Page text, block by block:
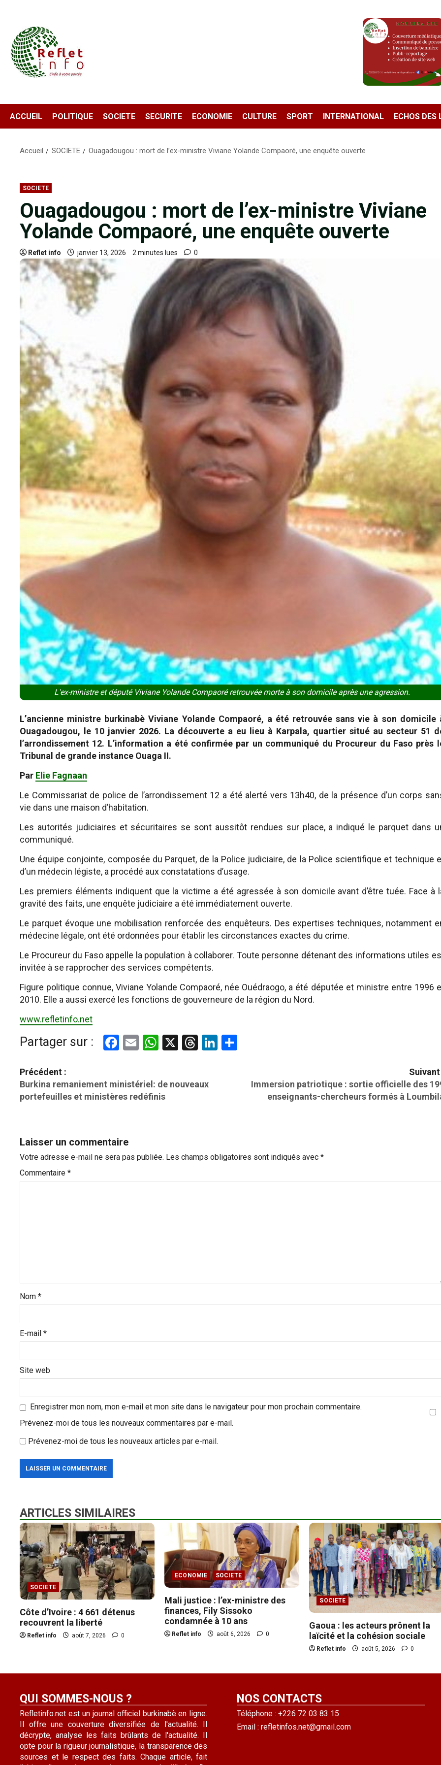
ACCUEIL POLITIQUE SOCIETE SECURITE ECONOMIE CULTURE SPORT INTERNATIONAL ECHOS DES
Accueil SOCIETE Ouagadougou : mort de l’ex-ministre Viviane Yolande Compaoré, une enquête ouverte
SOCIETE
Ouagadougou : mort de l’ex-ministre Viviane
Yolande Compaoré, une enquête ouverte
Reflet info janvier 13, 2026 2 minutes lues 0
L'ex-ministre et député Viviane Yolande Compaoré retrouvée morte à son domicile après une agression.
L’ancienne ministre burkinabè Viviane Yolande Compaoré, a été retrouvée sans vie à son domicile
Ouagadougou, le 10 janvier 2026. La découverte a eu lieu à Karpala, quartier situé au secteur 51
l’arrondissement 12. L’information a été confirmée par un communiqué du Procureur du Faso près
Tribunal de grande instance Ouaga II.
Par Elie Fagnaan
Le Commissariat de police de l’arrondissement 12 a été alerté vers 13h40, de la présence d’un corps
vie dans une maison d’habitation.
Les autorités judiciaires et sécuritaires se sont aussitôt rendues sur place, a indiqué le parquet dans
communiqué.
Une équipe conjointe, composée du Parquet, de la Police judiciaire, de la Police scientifique et technique
d’un médecin légiste, a procédé aux constatations d’usage.
Les premiers éléments indiquent que la victime a été agressée à son domicile avant d’être tuée. Face à
gravité des faits, une enquête judiciaire a été immédiatement ouverte.
Le parquet évoque une mobilisation renforcée des enquêteurs. Des expertises techniques, notamment
médecine légale, ont été ordonnées pour établir les circonstances exactes du crime.
Le Procureur du Faso appelle la population à collaborer. Toute personne détenant des informations utiles
invitée à se rapprocher des services compétents.
Figure politique connue, Viviane Yolande Compaoré, née Ouédraogo, a été députée et ministre entre 1996
2010. Elle a aussi exercé les fonctions de gouverneure de la région du Nord.
www.refletinfo.net
Partager sur : Facebook
EmailWhatsApp
X Threads
LinkedIn
N
a
v
a
t
i
t
i
c
l
e
Précédent :
Burkina remaniement ministériel: de nouveaux
portefeuilles et ministères redéfinis
Suivant
Immersion patriotique : sortie officielle des
enseignants-chercheurs formés à
Laisser un commentaire
Votre adresse e-mail ne sera pas publiée. Les champs obligatoires sont indiqués avec *
Commentaire *
Nom *
E-mail *
Site web
Enregistrer mon nom, mon e-mail et mon site dans le navigateur pour mon prochain commentaire.
Prévenez-moi de tous les nouveaux commentaires par e-mail.
Prévenez-moi de tous les nouveaux articles par e-mail.
ARTICLES SIMILAIRES
SOCIETE
Côte d’Ivoire : 4 661 détenus
recouvrent la liberté
Reflet info août 7, 2026 0
ECONOMIE SOCIETE
Mali justice : l’ex-ministre des
finances, Fily Sissoko
condamnée à 10 ans
Reflet info août 6, 2026 0
SOCIETE
Gaoua : les acteurs prônent la
laïcité et la cohésion sociale
Reflet info août 5, 2026 0
QUI SOMMES-NOUS ?
Refletinfo.net est un journal officiel burkinabè en ligne.
Il offre une couverture diversifiée de l'actualité. Il
décrypte, analyse les faits brûlants de l'actualité. Il
opte pour la rigueur journalistique, la transparence des
sources et le respect des faits. Chaque article, fait
NOS CONTACTS
Téléphone : +226 72 03 83 15
Email : refletinfos.net@gmail.com